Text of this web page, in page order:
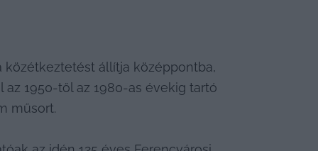
közétkeztetést állítja középpontba,
1950-től az 1980-as évekig tartó
műsort.